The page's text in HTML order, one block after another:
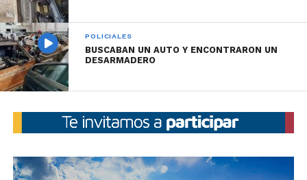
procedimiento se secuestró un revolver calibre 22
largo con 5 cartuchos y el mencionado rodado.
POLICIALES
BUSCABAN UN AUTO Y ENCONTRARON UN
DESARMADERO